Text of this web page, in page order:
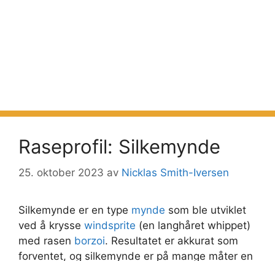
Raseprofil: Silkemynde
25. oktober 2023 av Nicklas Smith-Iversen
Silkemynde er en type mynde som ble utviklet
ved å krysse windsprite (en langhåret whippet)
med rasen borzoi. Resultatet er akkurat som
forventet, og silkemynde er på mange måter en